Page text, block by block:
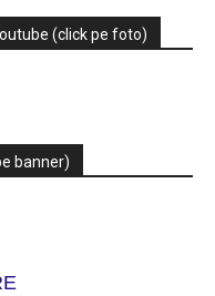
(click pe foto)
banner)